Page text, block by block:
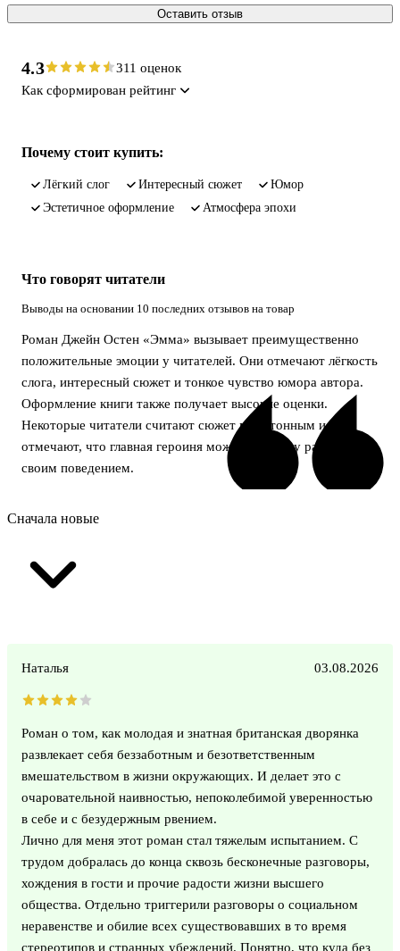
Оставить отзыв
4.3
311 оценок
Как сформирован рейтинг
Почему стоит купить:
лёгкий слог интересный сюжет
юмор
эстетичное оформление
атмосфера эпохи
Что говорят читатели
Выводы на основании 10 последних отзывов на товар
Роман Джейн Остен «Эмма» вызывает преимущественно
положительные эмоции у читателей. Они отмечают лёгкость
слога, интересный сюжет и тонкое чувство юмора автора.
Оформление книги также получает высокие оценки.
Некоторые читатели считают сюжет монотонным и
отмечают, что главная героиня может поначалу раздражать
своим поведением.
Сначала новые
Наталья 03.08.2026
Роман о том, как молодая и знатная британская дворянка
развлекает себя беззаботным и безответственным
вмешательством в жизни окружающих. И делает это с
очаровательной наивностью, непоколебимой уверенностью
в себе и с безудержным рвением.
Лично для меня этот роман стал тяжелым испытанием. С
трудом добралась до конца сквозь бесконечные разговоры,
хождения в гости и прочие радости жизни высшего
общества. Отдельно триггерили разговоры о социальном
неравенстве и обилие всех существовавших в то время
стереотипов и странных убеждений. Понятно, что куда без